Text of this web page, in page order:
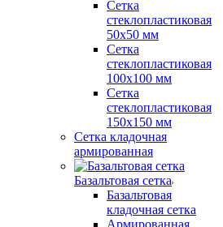
Сетка
стеклопластиковая
50x50 мм
Сетка
стеклопластиковая
100x100 мм
Сетка
стеклопластиковая
150x150 мм
Сетка кладочная
армированная
Базальтовая сетка
Базальтовая
кладочная сетка
Армированная